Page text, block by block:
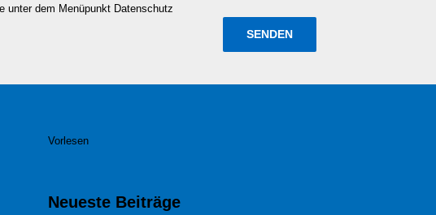
unter dem Menüpunkt Datenschutz
Vorlesen
Neueste Beiträge